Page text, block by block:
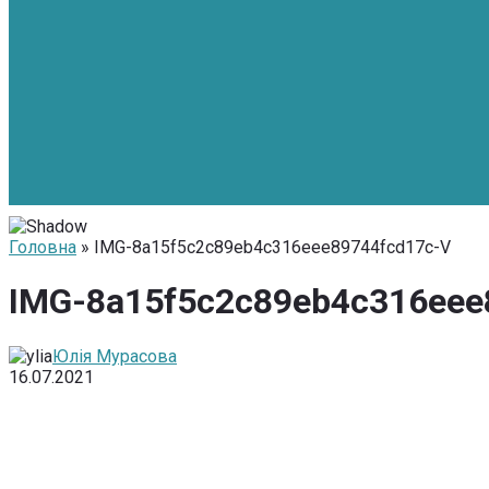
Головна » IMG-8a15f5c2c89eb4c316eee89744fcd17c-V
IMG-
Юлія Мурасова
16.07.2021